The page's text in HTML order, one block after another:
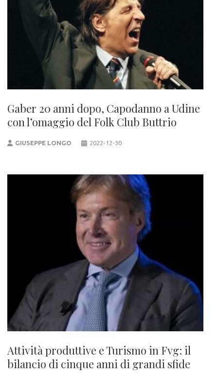
Gaber 20 anni dopo, Capodanno a Udine
con l’omaggio del Folk Club Buttrio
GIUSEPPE LONGO 2022-12-30
Attività produttive e Turismo in Fvg: il
bilancio di cinque anni di grandi sfide